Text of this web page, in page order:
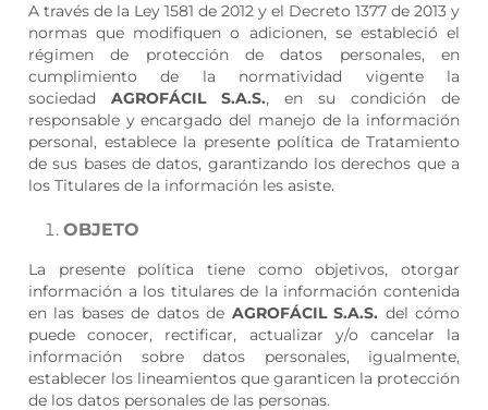
A través de la Ley 1581 de 2012 y el Decreto 1377 de 2013 y
normas que modifiquen o adicionen, se estableció el
régimen de protección de datos personales, en
cumplimiento de la normatividad vigente la
sociedad AGROFÁCIL S.A.S., en su condición de
responsable y encargado del manejo de la información
personal, establece la presente política de Tratamiento
de sus bases de datos, garantizando los derechos que a
los Titulares de la información les asiste.
OBJETO
La presente política tiene como objetivos, otorgar
información a los titulares de la información contenida
en las bases de datos de AGROFÁCIL S.A.S. del cómo
puede conocer, rectificar, actualizar y/o cancelar la
información sobre datos personales, igualmente,
establecer los lineamientos que garanticen la protección
de los datos personales de las personas.